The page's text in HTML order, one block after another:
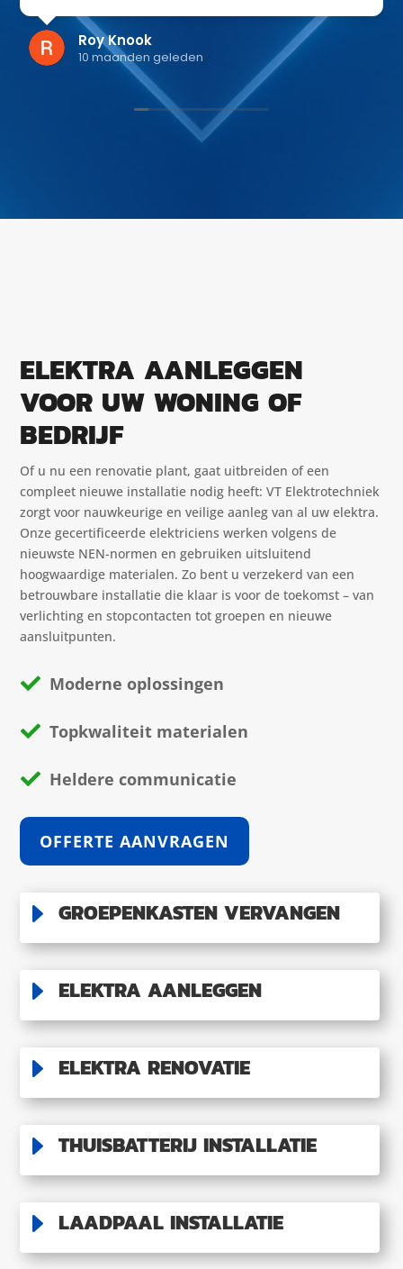
Roy Knook
10 maanden geleden
ELEKTRA AANLEGGEN
VOOR UW WONING OF
BEDRIJF
Of u nu een renovatie plant, gaat uitbreiden of een
compleet nieuwe installatie nodig heeft: VT Elektrotechniek
zorgt voor nauwkeurige en veilige aanleg van al uw elektra.
Onze gecertificeerde elektriciens werken volgens de
nieuwste NEN-normen en gebruiken uitsluitend
hoogwaardige materialen. Zo bent u verzekerd van een
betrouwbare installatie die klaar is voor de toekomst – van
verlichting en stopcontacten tot groepen en nieuwe
aansluitpunten.
 Moderne oplossingen
 Topkwaliteit materialen
 Heldere communicatie
OFFERTE AANVRAGEN
E GROEPENKASTEN VERVANGEN
E ELEKTRA AANLEGGEN
E ELEKTRA RENOVATIE
E THUISBATTERIJ INSTALLATIE
E LAADPAAL INSTALLATIE